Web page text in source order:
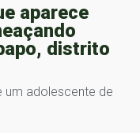
aparece
distrito
um adolescente de